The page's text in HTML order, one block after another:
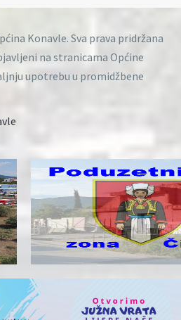
Konavle. Sva prava pridržana
na stranicama Općine
upotrebu u promidžbene